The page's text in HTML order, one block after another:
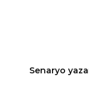
Senaryo